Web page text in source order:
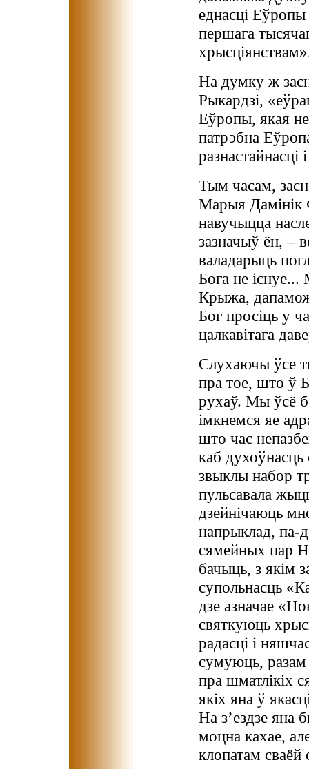
еднасці Еўропы
першага
На думку ж
Рыкардзі,
Еўропы, якая
патрэбна
разнастайнасці
Тым часам,
Марыя Дамінік
навучыцца
зазначыў ён, –
валадарыць
Бога не
Крыжа,
Бог просіць у
цалкавітага
Слухаючы ўсе
пра тое, што ў
рухаў. Мы ўсё
імкнемся яе
што час
каб духоўнасць
звыклы набор
пульсавала
дзейнічаюць
напрыклад, па-
сямейных пар
бачыць, з якім
супольнасць
дзе азначае
святкуюць
радасці і
сумуюць,
пра шматлікіх
якіх яна ў
На з’ездзе яна
моцна кахае,
клопатам сваёй